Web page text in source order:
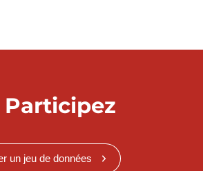
Participez
un jeu de données